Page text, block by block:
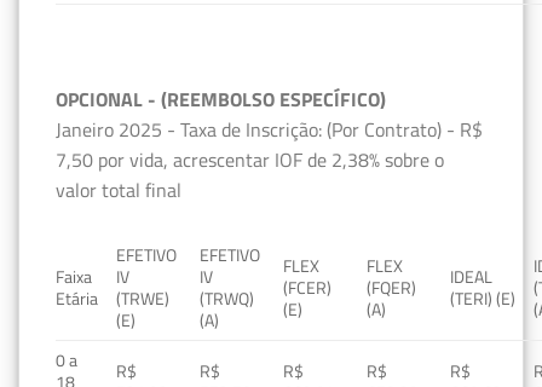
OPCIONAL - (REEMBOLSO ESPECÍFICO)
Janeiro 2025 - Taxa de Inscrição: (Por Contrato) - R$
7,50 por vida, acrescentar IOF de 2,38% sobre o
valor total final
Faixa
Etária
EFETIVO
IV
(TRWE)
(E)
EFETIVO
IV
(TRWQ)
(A)
FLEX
(FCER)
(E)
FLEX
(FQER)
(A)
IDEAL
(TERI) (E)
0 a
R$
R$
R$
R$
R$